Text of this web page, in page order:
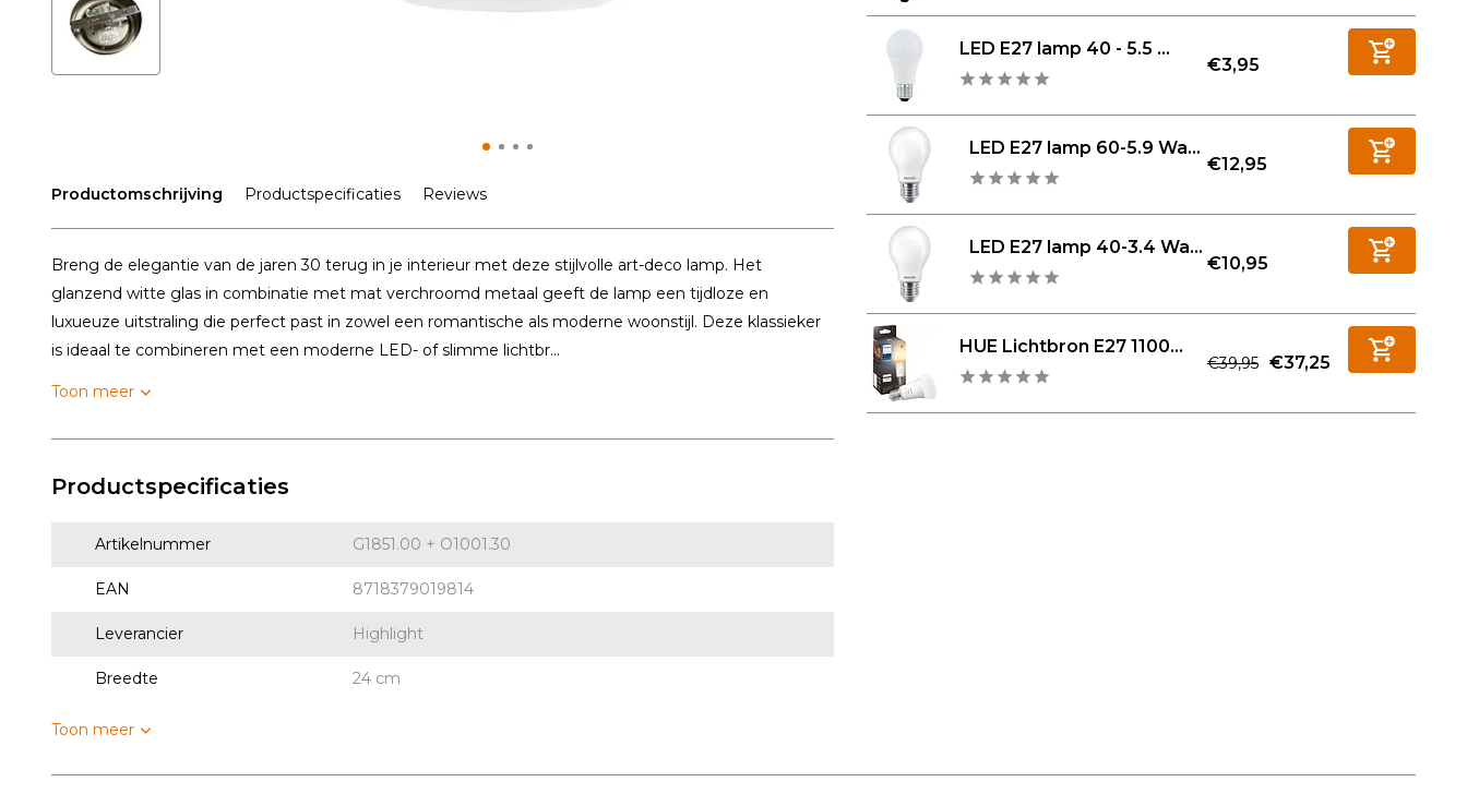
Productomschrijving Productspecificaties Reviews
Breng de elegantie van de jaren 30 terug in je interieur met deze stijlvolle art-deco lamp. Het
glanzend witte glas in combinatie met mat verchroomd metaal geeft de lamp een tijdloze en
luxueuze uitstraling die perfect past in zowel een romantische als moderne woonstijl. Deze klassieker
is ideaal te combineren met een moderne LED- of slimme lichtbr...
Toon meer
Productspecificaties
Artikelnummer G1851.00 + O1001.30
EAN 8718379019814
Leverancier Highlight
Breedte 24 cm
Toon meer
LED E27 lamp 40 - 5.5 ...
€3,95
LED E27 lamp 60-5.9 Wa...
€12,95
LED E27 lamp 40-3.4 Wa...
€10,95
HUE Lichtbron E27 1100...
€39,95 €37,25